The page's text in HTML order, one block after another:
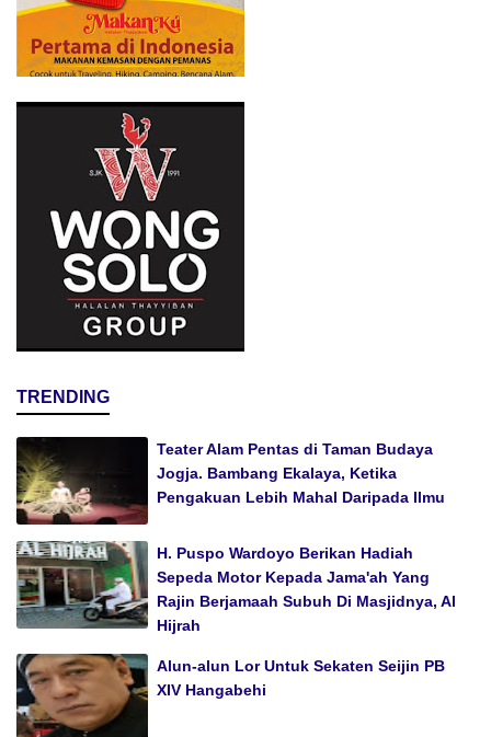
TRENDING
Teater Alam Pentas di Taman Budaya
Jogja. Bambang Ekalaya, Ketika
Pengakuan Lebih Mahal Daripada Ilmu
H. Puspo Wardoyo Berikan Hadiah
Sepeda Motor Kepada Jama'ah Yang
Rajin Berjamaah Subuh Di Masjidnya, Al
Hijrah
Alun-alun Lor Untuk Sekaten Seijin PB
XIV Hangabehi